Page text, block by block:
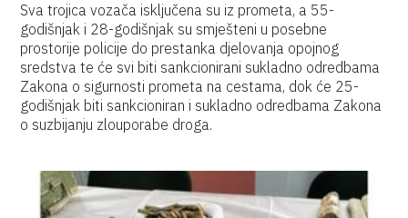
Sva trojica vozača isključena su iz prometa, a 55-
godišnjak i 28-godišnjak su smješteni u posebne
prostorije policije do prestanka djelovanja opojnog
sredstva te će svi biti sankcionirani sukladno odredbama
Zakona o sigurnosti prometa na cestama, dok će 25-
godišnjak biti sankcioniran i sukladno odredbama Zakona
o suzbijanju zlouporabe droga.